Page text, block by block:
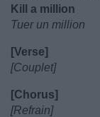
Kill a million
Tuer un million
[Verse]
[Couplet]
[Chorus]
[Refrain]